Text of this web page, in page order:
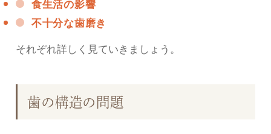
食生活の影響
不十分な歯磨き
それぞれ詳しく見ていきましょう。
歯の構造の問題